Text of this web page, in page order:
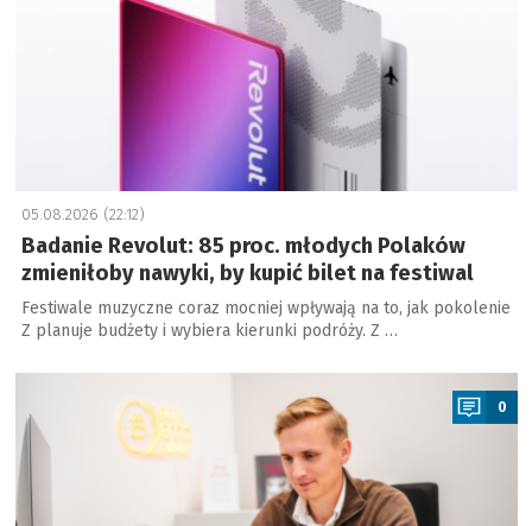
05.08.2026 (22:12)
Badanie Revolut: 85 proc. młodych Polaków
zmieniłoby nawyki, by kupić bilet na festiwal
Festiwale muzyczne coraz mocniej wpływają na to, jak pokolenie
Z planuje budżety i wybiera kierunki podróży. Z …
a
0